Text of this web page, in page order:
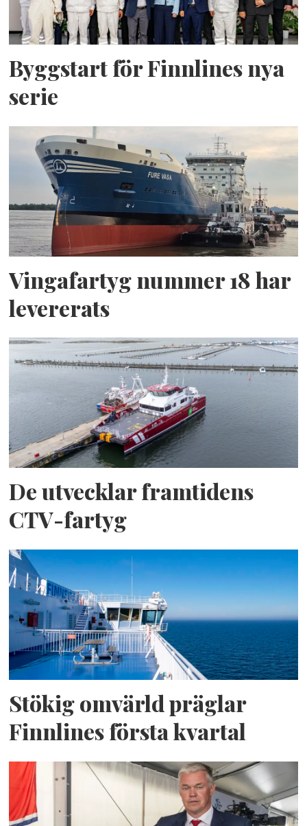
Byggstart för Finnlines nya
serie
Vingafartyg nummer 18 har
levererats
De utvecklar framtidens
CTV-fartyg
Stökig omvärld präglar
Finnlines första kvartal